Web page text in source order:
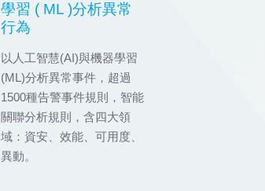
學習 ( ML )分析異常
行為
以人工智慧(AI)與機器學習
(ML)分析異常事件，超過
1500種告警事件規則，智能
關聯分析規則，含四大領
域：資安、效能、可用度、
異動。